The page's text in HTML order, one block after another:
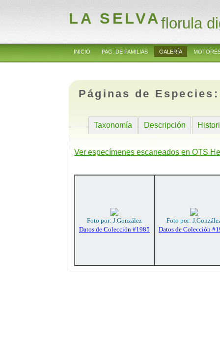
LA SELVAflorula
INICIO PAG. DE FAMILIAS GALERÍA
Páginas de
Taxonomía Descripción
Ver especímenes escaneados en OTS
Foto por: J.González
Datos de Colección #1985
Foto por:
Datos de Colección